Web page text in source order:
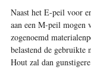
Naast het E-peil voor
aan een M-peil mogen
zogenoemd
belastend de
Hout zal dan